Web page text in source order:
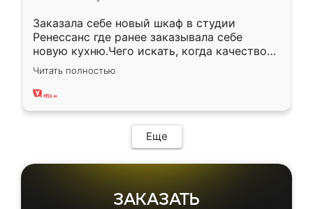
Заказала себе новый шкаф в студии
Ренессанс где ранее заказывала себе
новую кухню.Чего искать, когда качеством
вполне довольна. Служит кухня уже почти
два года, нареканий нет.
Читать полностью
Еще
ЗАКАЗАТЬ